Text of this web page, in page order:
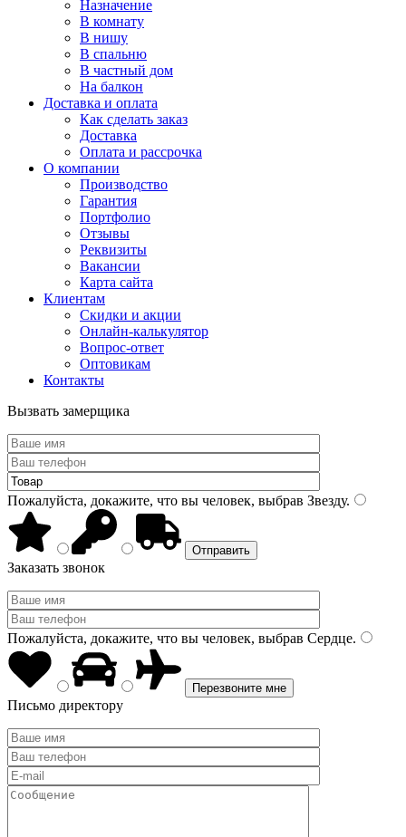
Назначение
В комнату
В нишу
В спальню
В частный дом
На балкон
Доставка и оплата
Как сделать заказ
Доставка
Оплата и рассрочка
О компании
Производство
Гарантия
Портфолио
Отзывы
Реквизиты
Вакансии
Карта сайта
Клиентам
Скидки и акции
Онлайн-калькулятор
Вопрос-ответ
Оптовикам
Контакты
Вызвать замерщика
Пожалуйста, докажите, что вы человек, выбрав Звезду.
Заказать звонок
Пожалуйста, докажите, что вы человек, выбрав Сердце.
Письмо директору